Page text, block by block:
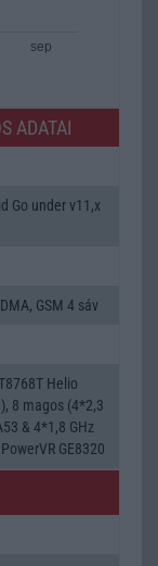
sep
ADATAI
Go under v11,x
GSM 4 sáv
Helio
8 magos (4*2,3
& 4*1,8 GHz
GE8320